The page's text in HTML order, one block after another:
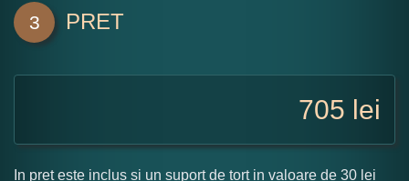
3 PRET
705 lei
In pret este inclus si un suport de tort in valoare de 30 lei